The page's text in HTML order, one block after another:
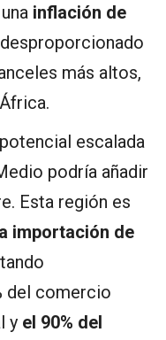
inflación de
más altos,
escalada
podría añadir
Esta región es
importación de
del comercio
y el 90% del